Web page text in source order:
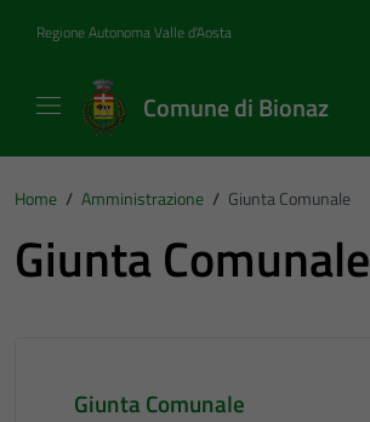
Regione Autonoma Valle d'Aosta
Comune di Bionaz
Home / Amministrazione / Giunta Comunale
Giunta Comunale
Giunta Comunale